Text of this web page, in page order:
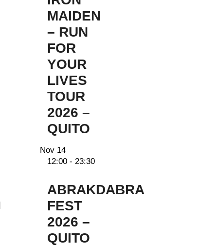
MAIDEN
– RUN
FOR
YOUR
LIVES
TOUR
2026 –
QUITO
Nov 14
12:00 - 23:30
ABRAKDABRA
FEST
2026 –
QUITO